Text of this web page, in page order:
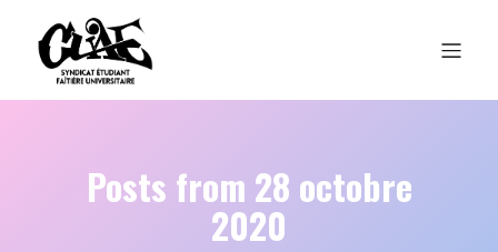
Posts from 28 octobre
2020